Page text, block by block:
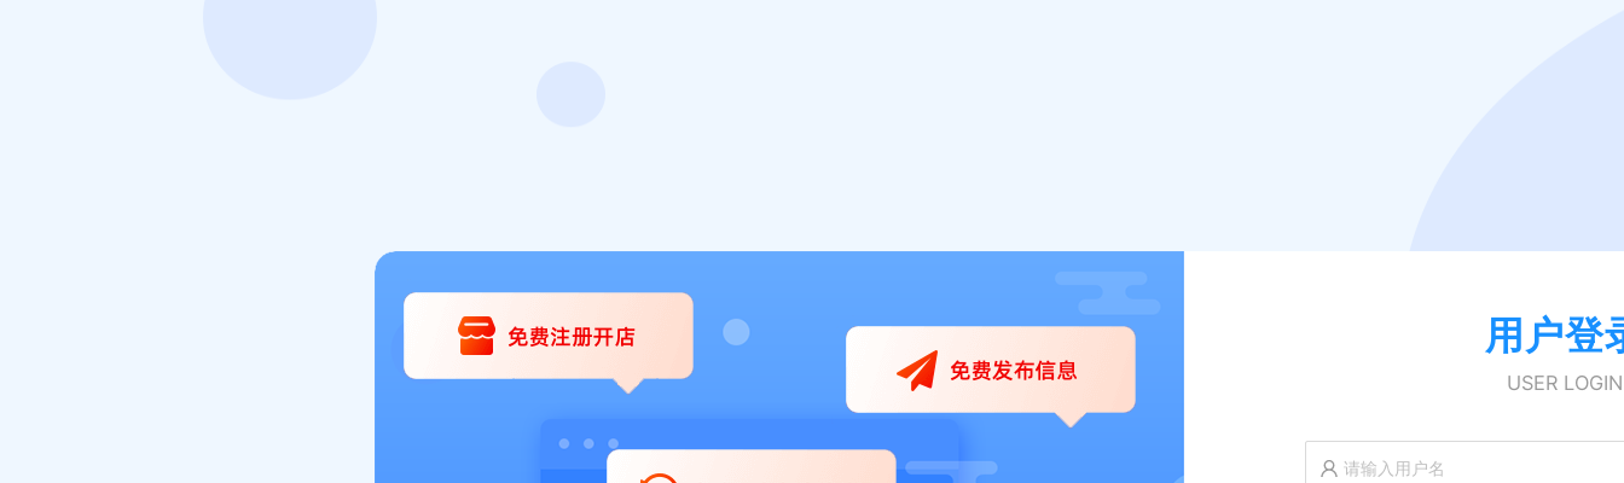
用户登
USER LOGIN